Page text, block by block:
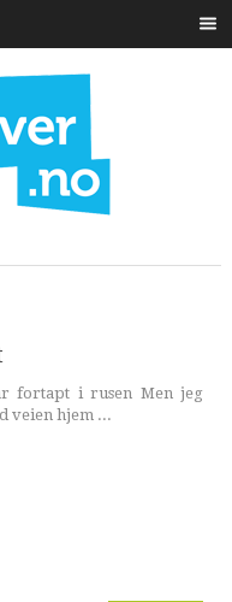
fortapt i rusen Men jeg
veien hjem ...